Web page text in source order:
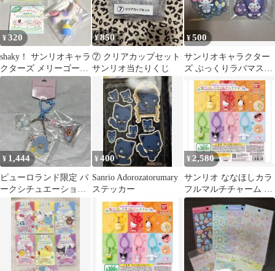
¥320
shaky！ サンリオキャラ
クターズ メリーゴーラ
ンド －MINT－ こぎみ
¥850
⑦ クリアカップセット
サンリオ当たりくじ
¥500
サンリオキャラクター
ズ ぷっくりラバマスグ
ミ7 マイメロ&クロミ
¥ 1,444
ピューロランド限定 パ
ークシチュエーション
シリーズ キーホルダー
タキシードサム
¥400
Sanrio Adorozatorumary
ステッカー
¥ 2,580
サンリオ ななほしカラ
フルマルチチャーム 全
7種 コンプリート ガチ
ャ